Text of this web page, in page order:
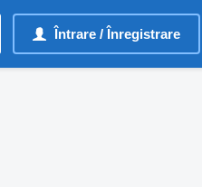
Întrare / Înregistrare